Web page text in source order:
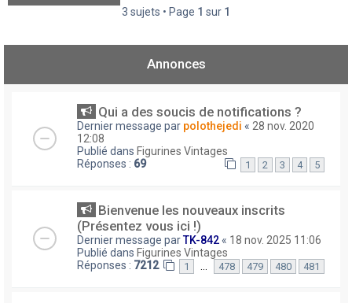
3 sujets • Page 1 sur 1
Annonces
Qui a des soucis de notifications ?
Dernier message par polothejedi « 28 nov. 2020
12:08
Publié dans Figurines Vintages
Réponses : 69 1 2 3 4 5
Bienvenue les nouveaux inscrits
(Présentez vous ici !)
Dernier message parTK-842 « 18 nov. 2025 11:06
Publié dans Figurines Vintages
Réponses : 7212 1 … 478 479 480 481